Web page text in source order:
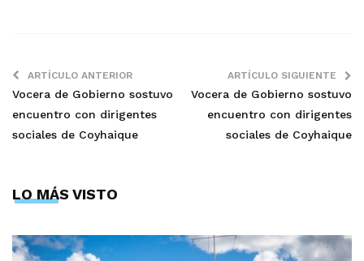
ARTÍCULO ANTERIOR
Vocera de Gobierno sostuvo
encuentro con dirigentes
sociales de Coyhaique
ARTÍCULO SIGUIENTE
Vocera de Gobierno sostuvo
encuentro con dirigentes
sociales de Coyhaique
LO MÁS VISTO